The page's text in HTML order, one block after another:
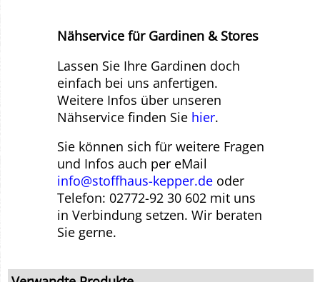
Nähservice für Gardinen & Stores
Lassen Sie Ihre Gardinen doch
einfach bei uns anfertigen.
Weitere Infos über unseren
Nähservice finden Sie hier.
Sie können sich für weitere Fragen
und Infos auch per eMail
info@stoffhaus-kepper.de oder
Telefon: 02772-92 30 602 mit uns
in Verbindung setzen. Wir beraten
Sie gerne.